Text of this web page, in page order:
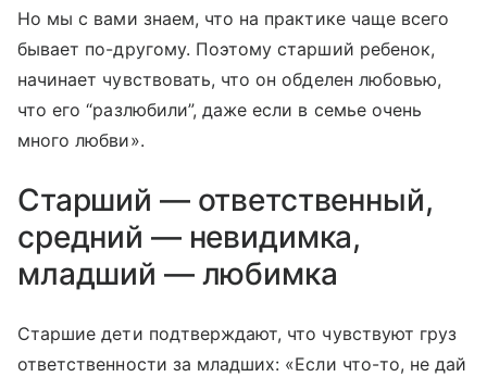
Но мы с вами знаем, что на практике чаще всего
бывает по-другому. Поэтому старший ребенок,
начинает чувствовать, что он обделен любовью,
что его “разлюбили”, даже если в семье очень
много любви».
Старший — ответственный,
средний — невидимка,
младший — любимка
Старшие дети подтверждают, что чувствуют груз
ответственности за младших: «Если что-то, не дай